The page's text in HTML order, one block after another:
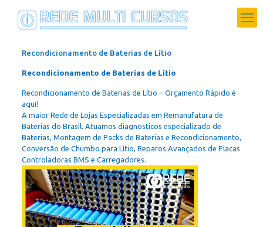
Recondicionamento de Baterias de Lítio
Recondicionamento de Baterias de Lítio
Recondicionamento de Baterias de Lítio – Orçamento Rápido é
aqui!
A maior Rede de Lojas Especializadas em Remanufatura de
Baterias do Brasil. Atuamos diagnosticos especializado de
Baterias, Montagem de Packs de Baterias e Recondicionamento,
Conversão de Chumbo para Lítio, Reparos Avançados de Placas
Controladoras BMS e Carregadores.